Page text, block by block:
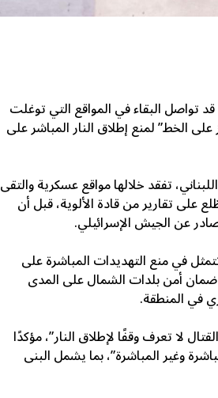
تواصل البقاء في المواقع التي توغلت
الخط” لمنع إطلاق النار المباشر على
تفقد خلالها مواقع عسكرية والتقى
على تقارير من قادة الألوية، قبل أن
عن الجيش الإسرائيلي.
في منع التهديدات المباشرة على
أمن بلدات الشمال على المدى
في المنطقة.
لا تعرف وقفًا لإطلاق النار”، مؤكدًا
وغير المباشرة”، بما يشمل البنى